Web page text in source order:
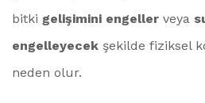
bitki gelişimini engeller veya
engelleyecek şekilde fiziksel
neden olur.